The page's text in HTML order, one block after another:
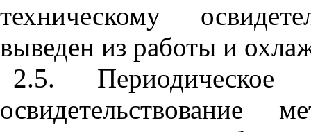
техническому
выведен из работы и
2.5. Периодическое
освидетельствование